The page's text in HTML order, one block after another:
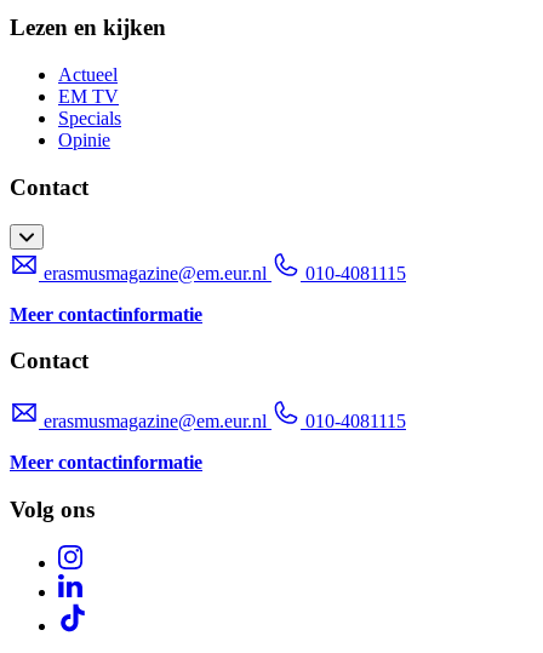
Lezen en kijken
Actueel
EM TV
Specials
Opinie
Contact
erasmusmagazine@em.eur.nl
010-4081115
Meer contactinformatie
Contact
erasmusmagazine@em.eur.nl
010-4081115
Meer contactinformatie
Volg ons